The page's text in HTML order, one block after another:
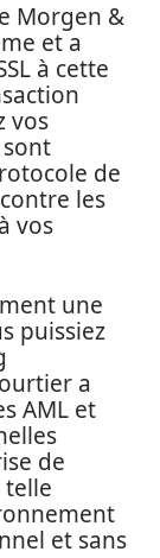
Morgen &
et a
à cette
vos
de
les
vos
une
puissiez
a
AML et
de
et sans